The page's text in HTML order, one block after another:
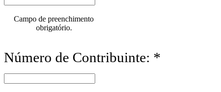
Campo de preenchimento
obrigatório.
Número de Contribuinte: *